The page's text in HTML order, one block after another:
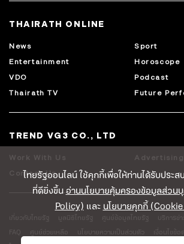
ไทยรัฐออนไลน์ ใช้คุกกี้เพื่อให้ท่านได้รับประ
ที่ดียิ่งขึ้นอ่านนโยบายคุ้มครองข้อมูลส่วน
Policy) และนโยบายคุกกี้
THAIRATH ONLINE
News
Sport
Entertainment
Horoscope
VDO
Podcast
Thairath TV
Future
TREND VG3 CO., LTD
Work With Us
Advertising
Contact Us
เกี่ยวกับไทยรัฐ มูลนิธิไทยรัฐ ศูนย์ข้อมูลไทยรัฐ
บริการข่
FAQ
ศูนย์ช่วยเหลือ นโยบายความเป็นส่วนตัว
เงื่อนไขข้